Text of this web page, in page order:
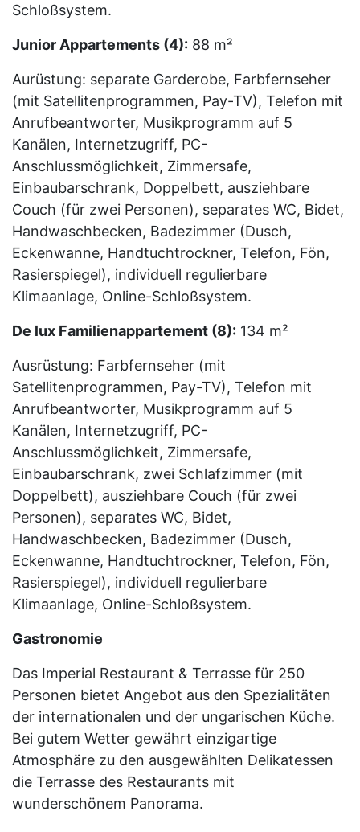
Schloßsystem.
Junior Appartements (4): 88 m²
Aurüstung: separate Garderobe, Farbfernseher
(mit Satellitenprogrammen, Pay-TV), Telefon mit
Anrufbeantworter, Musikprogramm auf 5
Kanälen, Internetzugriff, PC-
Anschlussmöglichkeit, Zimmersafe,
Einbaubarschrank, Doppelbett, ausziehbare
Couch (für zwei Personen), separates WC, Bidet,
Handwaschbecken, Badezimmer (Dusch,
Eckenwanne, Handtuchtrockner, Telefon, Fön,
Rasierspiegel), individuell regulierbare
Klimaanlage, Online-Schloßsystem.
De lux Familienappartement (8): 134 m²
Ausrüstung: Farbfernseher (mit
Satellitenprogrammen, Pay-TV), Telefon mit
Anrufbeantworter, Musikprogramm auf 5
Kanälen, Internetzugriff, PC-
Anschlussmöglichkeit, Zimmersafe,
Einbaubarschrank, zwei Schlafzimmer (mit
Doppelbett), ausziehbare Couch (für zwei
Personen), separates WC, Bidet,
Handwaschbecken, Badezimmer (Dusch,
Eckenwanne, Handtuchtrockner, Telefon, Fön,
Rasierspiegel), individuell regulierbare
Klimaanlage, Online-Schloßsystem.
Gastronomie
Das Imperial Restaurant & Terrasse für 250
Personen bietet Angebot aus den Spezialitäten
der internationalen und der ungarischen Küche.
Bei gutem Wetter gewährt einzigartige
Atmosphäre zu den ausgewählten Delikatessen
die Terrasse des Restaurants mit
wunderschönem Panorama.